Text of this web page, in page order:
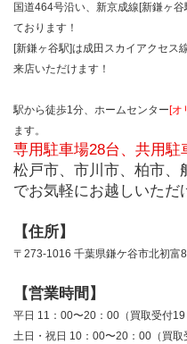
国道464号沿い、新京成線[新鎌ヶ
ております！
[新鎌ヶ谷駅]は成田スカイアクセス
来店いただけます！
駅から徒歩1分、ホームセンター[オ
ます。
専用駐車場28台、共用駐
松戸市、市川市、柏市、
でお気軽にお越しいただ
【住所】
〒273-1016 千葉県鎌ケ谷市北初富
【営業時間】
平日 11：00〜20：00（買取受付19
土日・祝日 10：00〜20：00（買取